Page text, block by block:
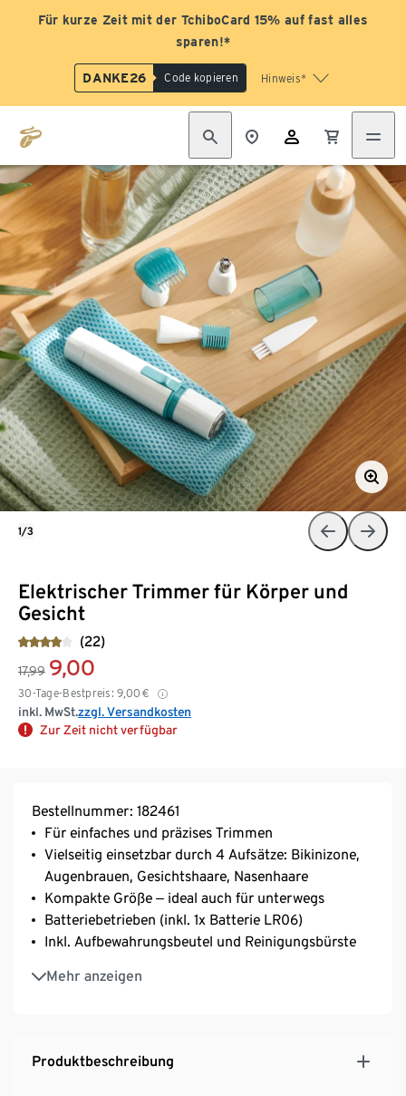
Für kurze Zeit mit der TchiboCard 15% auf fast alles
sparen!*
DANKE26 Code kopieren Hinweis*
Elektrischer Trimmer für Körper und
Gesicht
(22)
17,99 9,00
30-Tage-Bestpreis: 9,00 €
inkl. MwSt.zzgl. Versandkosten
Zur Zeit nicht verfügbar
1/3
Bestellnummer: 182461
Für einfaches und präzises Trimmen
Vielseitig einsetzbar durch 4 Aufsätze: Bikinizone,
Augenbrauen, Gesichtshaare, Nasenhaare
Kompakte Größe ‒ ideal auch für unterwegs
Batteriebetrieben (inkl. 1x Batterie LR06)
Inkl. Aufbewahrungsbeutel und Reinigungsbürste
Mehr anzeigen
- Kabelloser Trimmer
- Bikini-Trimmer
- Augenbrauen-Trimmer
- 3 und 6 mm Augenbrauenkamm
Produktbeschreibung